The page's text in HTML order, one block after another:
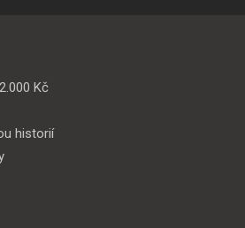
Kč
historií